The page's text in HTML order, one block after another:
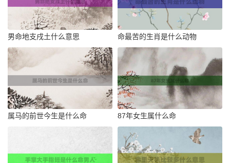
男命地支戌土什么意思 命最苦的生肖是什么动物
属马的前世今生是什么命 87年女生属什么命